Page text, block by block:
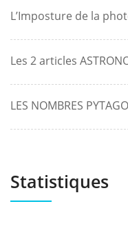
L’Imposture de la
Les 2 articles
LES NOMBRES
Statistiques